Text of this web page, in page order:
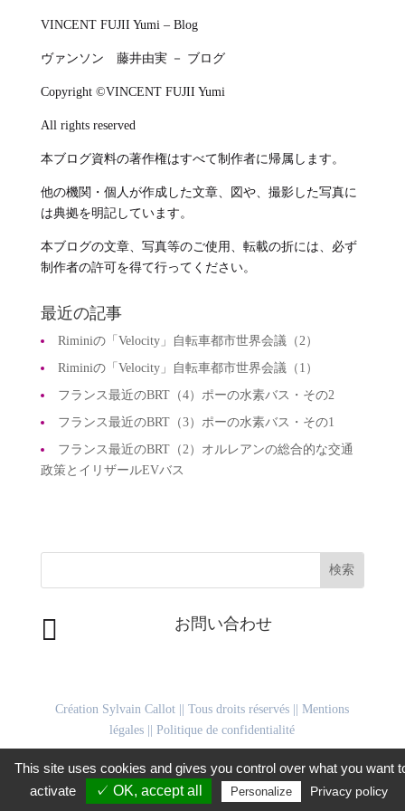
VINCENT FUJII Yumi – Blog
ヴァンソン 藤井由実 － ブログ
Copyright ©VINCENT FUJII Yumi
All rights reserved
本ブログ資料の著作権はすべて制作者に帰属します。
他の機関・個人が作成した文章、図や、撮影した写真に
は典拠を明記しています。
本ブログの文章、写真等のご使用、転載の折には、必ず
制作者の許可を得て行ってください。
最近の記事
Riminiの「Velocity」自転車都市世界会議（2）
Riminiの「Velocity」自転車都市世界会議（1）
フランス最近のBRT（4）ポーの水素バス・その2
フランス最近のBRT（3）ポーの水素バス・その1
フランス最近のBRT（2）オルレアンの総合的な交通
政策とイリザールEVバス
 お問い合わせ
Création Sylvain Callot || Tous droits réservés ||Mentions
légales ||Politique de confidentialité
FacebookLinkedInWhatsAppTwitterEmail Gmail PrintFriendly
共
有
This site uses cookies and gives you control over what you want
activate
✓ OK, accept all Personalize Privacy policy